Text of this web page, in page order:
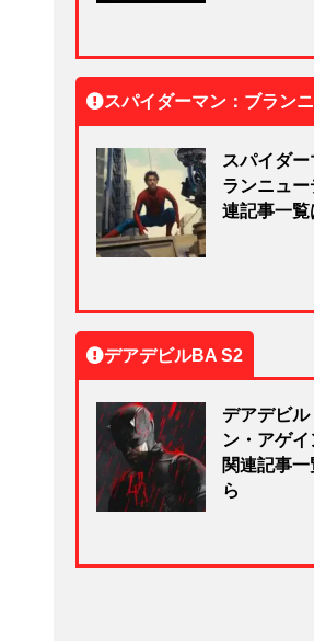
スパイダーマン：ブランニ
スパイダ
ランニュー
連記事一覧
デアデビルBA S2
デアデビル
ン・アゲ
関連記事
ら